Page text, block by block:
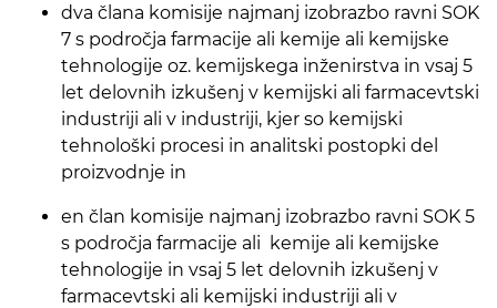
dva člana komisije najmanj izobrazbo ravni SOK
7 s področja farmacije ali kemije ali kemijske
tehnologije oz. kemijskega inženirstva in vsaj 5
let delovnih izkušenj v kemijski ali farmacevtski
industriji ali v industriji, kjer so kemijski
tehnološki procesi in analitski postopki del
proizvodnje in
en član komisije najmanj izobrazbo ravni SOK 5
s področja farmacije ali kemije ali kemijske
tehnologije in vsaj 5 let delovnih izkušenj v
farmacevtski ali kemijski industriji ali v